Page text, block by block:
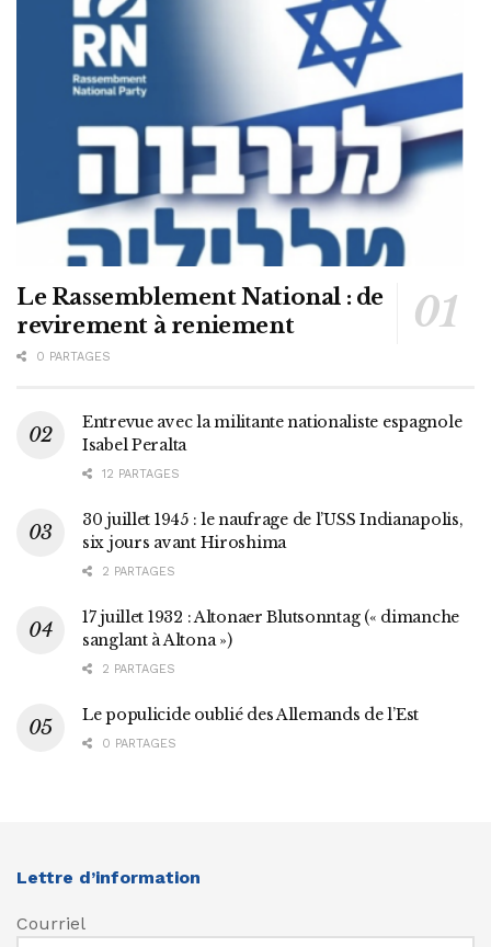
Le Rassemblement National : de
revirement à reniement
0 PARTAGES
Entrevue avec la militante nationaliste espagnole
Isabel Peralta
12 PARTAGES
30 juillet 1945 : le naufrage de l’USS Indianapolis,
six jours avant Hiroshima
2 PARTAGES
17 juillet 1932 : Altonaer Blutsonntag (« dimanche
sanglant à Altona »)
2 PARTAGES
Le populicide oublié des Allemands de l’Est
0 PARTAGES
Lettre d’information
Courriel